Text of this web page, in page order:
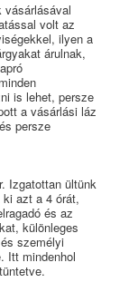
vásárlásával
volt az
ilyen a
árulnak,
is lehet, persze
a vásárlási láz
persze
Izgatottan ültünk
azt a 4 órát,
és az
különleges
személyi
Itt mindenhol